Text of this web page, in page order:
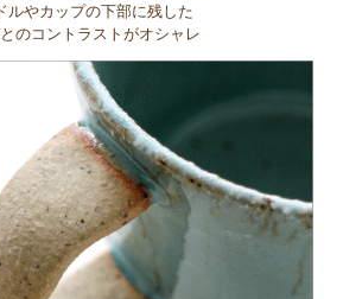
ルやカップの下部に残した
のコントラストがオシャレ